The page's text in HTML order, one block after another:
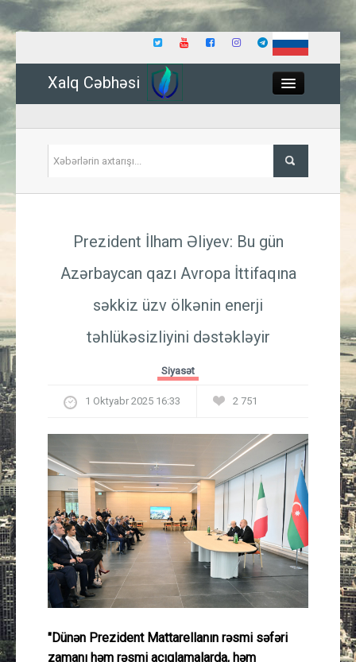
Xalq Cəbhəsi
İqtisadiyyat
Hadisə
Müsahibə
İdman
Layihə
Gündəm
Peşə etikası
Prezident İlham Əliyev: Bu gün
Azərbaycan qazı Avropa İttifaqına
səkkiz üzv ölkənin enerji
təhlükəsizliyini dəstəkləyir
Siyasət
1 Oktyabr 2025 16:33 2 751
"Dünən Prezident Mattarellanın rəsmi səfəri
zamanı həm rəsmi açıqlamalarda, həm